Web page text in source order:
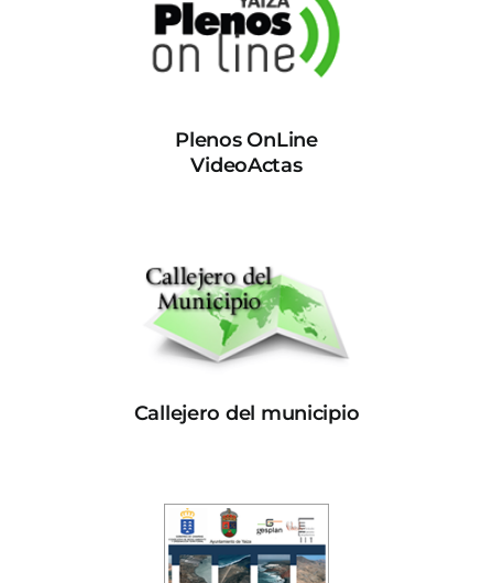
Plenos OnLine
VideoActas
Callejero del municipio